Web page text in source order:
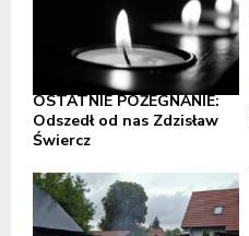
OSTATNIE POŻEGNANIE:
Odszedł od nas Zdzisław
Świercz